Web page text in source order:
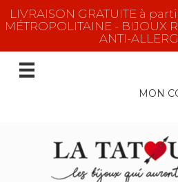
LIVRAISON GRATUITE à
MÉTROPOLITAINE - BIJOUX
ANTI-
MON